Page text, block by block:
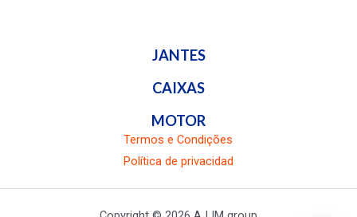
JANTES
CAIXAS
MOTOR
Termos e Condições
Política de privacidad